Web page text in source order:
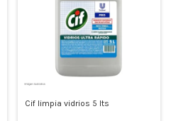
Cif limpia vidrios 5 lts